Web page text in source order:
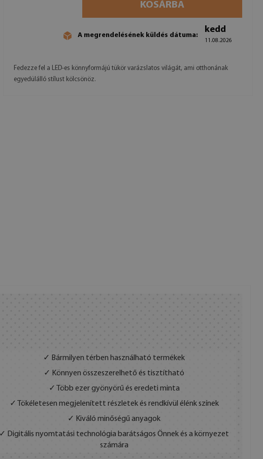
KOSÁRBA
A megrendelésének küldés dátuma:
kedd
11.08.2026
Fedezze fel a LED-es könnyformájú tükör varázslatos világát, ami otthonának
egyedülálló stílust kölcsönöz.
✓ Bármilyen térben használható termékek
✓ Könnyen összeszerelhető és tisztítható
✓ Több ezer gyönyörű és eredeti minta
✓ Tökéletesen megjelenített részletek és rendkívül élénk színek
✓ Kiváló minőségű anyagok
✓ Digitális nyomtatási technológia barátságos Önnek és a környezet
számára